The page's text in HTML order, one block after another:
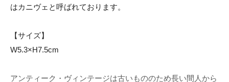
はカニヴェと呼ばれております。
【サイズ】
W5.3×H7.5cm
アンティーク・ヴィンテージは古いもののため長い間人から